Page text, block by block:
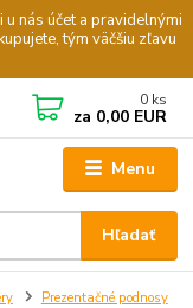
u nás účet a pravidelnými
tým väčšiu zľavu
Menu
Hľadať
0 ks
za 0,00 EUR
Prezentačné podnosy